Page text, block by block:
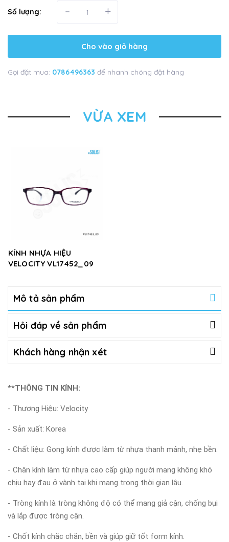
Số lượng: - +
Cho vào giỏ hàng
Gọi đặt mua: 0786496363 để nhanh chóng đặt hàng
VỪA XEM
KÍNH NHỰA HIỆU
VELOCITY VL17452_09
Mô tả sản phẩm
Hỏi đáp về sản phẩm
Khách hàng nhận xét
**THÔNG TIN KÍNH:
- Thương Hiệu: Velocity
- Sản xuất: Korea
- Chất liệu: Gọng kính được làm từ nhựa thanh mảnh, nhẹ bền.
- Chân kính làm từ nhựa cao cấp giúp người mang không khó
chịu hay đau ở vành tai khi mang trong thời gian lâu.
- Tròng kính là tròng không độ có thể mang giả cận, chống bụi
và lắp được tròng cận.
- Chốt kính chắc chắn, bền và giúp giữ tốt form kính.